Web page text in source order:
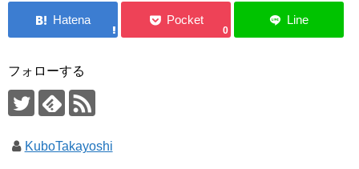
0
フォローする
KuboTakayoshi